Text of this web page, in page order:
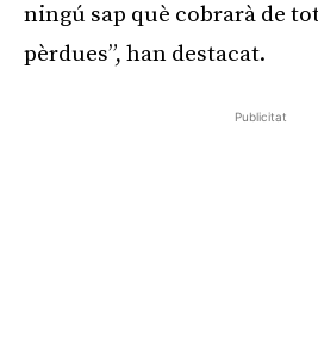
ningú sap què cobrarà de
pèrdues”, han destacat.
Publicitat